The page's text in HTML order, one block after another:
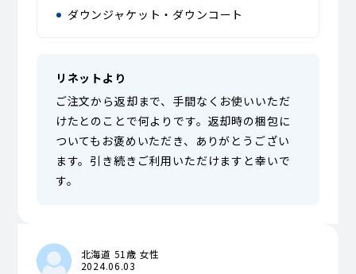
ダウンジャケット・ダウンコート
リネットより
ご注文から返却まで、手間なくお使いいただ
けたとのことで何よりです。返却時の梱包に
ついてもお褒めいただき、ありがとうござい
ます。引き続きご利用いただけますと幸いで
す。
北海道 51歳 女性
2024.06.03